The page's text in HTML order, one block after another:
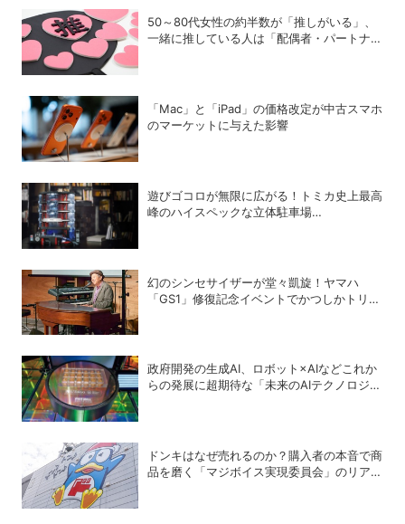
50～80代女性の約半数が「推しがいる」、
一緒に推している人は「配偶者・パートナ
「Mac」と「iPad」の価格改定が中古スマホ
のマーケットに与えた影響
遊びゴコロが無限に広がる！トミカ史上最高
峰のハイスペックな立体駐車場
幻のシンセサイザーが堂々凱旋！ヤマハ
「GS1」修復記念イベントでかつしかトリオ
政府開発の生成AI、ロボット×AIなどこれか
らの発展に超期待な「未来のAIテクノロジ
ドンキはなぜ売れるのか？購入者の本音で商
品を磨く「マジボイス実現委員会」のリアル